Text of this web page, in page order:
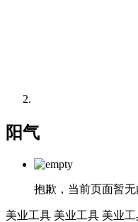
阳气
抱歉，当前页面暂无
美业工具 美业工具 美业